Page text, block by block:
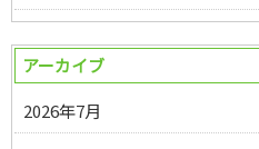
アーカイブ
2026年7月